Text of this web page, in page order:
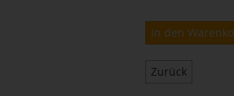
In den
Zurück